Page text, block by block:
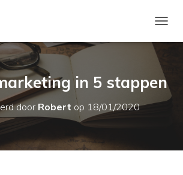
in 5 stappen
door Robert op 18/01/2020